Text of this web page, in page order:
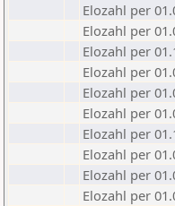
Elozahl per
Elozahl per
Elozahl per
Elozahl per
Elozahl per
Elozahl per
Elozahl per
Elozahl per
Elozahl per
Elozahl per